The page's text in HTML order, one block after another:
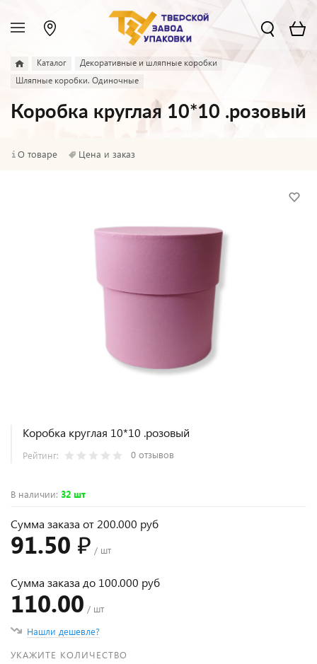
Каталог
Декоративные и шляпные коробки
Шляпные коробки. Одиночные
Коробка круглая 10*10 .розовый
О товаре Цена и заказ
Коробка круглая 10*10 .розовый
Рейтинг: 0 отзывов
В наличии: 32 шт
Сумма заказа от 200.000 руб
91.50 ₽ / шт
Сумма заказа до 100.000 руб
110.00 / шт
Нашли дешевле?
УКАЖИТЕ КОЛИЧЕСТВО